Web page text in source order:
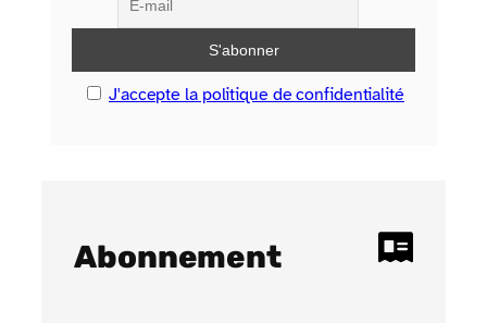
J'accepte la politique de confidentialité
Abonnement